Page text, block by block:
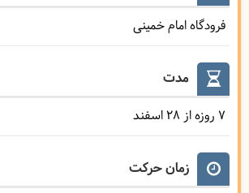
فرودگاه امام خمینی
مدت
7 روزه از 28 اسفند
زمان حرکت